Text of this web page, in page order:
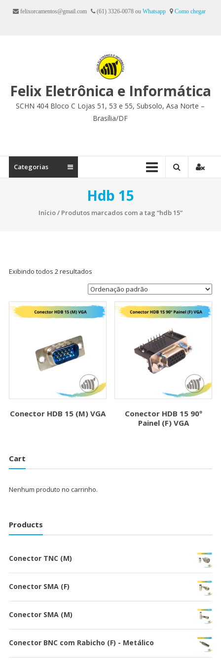
para
felixorcamentos@gmail.com (61) 3326-0078 ou Whatsapp Como chegar
Felix Eletrônica e Informática
SCHN 404 Bloco C Lojas 51, 53 e 55, Subsolo, Asa Norte –
Brasília/DF
Categorias
Hdb 15
Início/ Produtos marcados com a tag “hdb 15”
Exibindo todos 2 resultados
Conector HDB 15 (M) VGA
Conector HDB 15 90º
Painel (F) VGA
Cart
Nenhum produto no carrinho.
Products
Conector TNC (M)
Conector SMA (F)
Conector SMA (M)
Conector BNC com Rabicho (F) - Metálico